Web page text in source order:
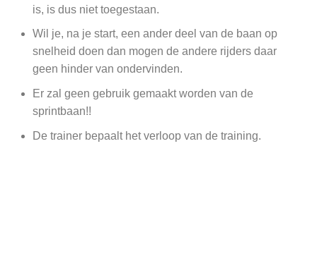
is, is dus niet toegestaan.
Wil je, na je start, een ander deel van de baan op
snelheid doen dan mogen de andere rijders daar
geen hinder van ondervinden.
Er zal geen gebruik gemaakt worden van de
sprintbaan!!
De trainer bepaalt het verloop van de training.